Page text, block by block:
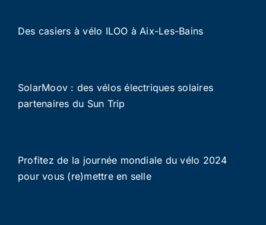
Des casiers à vélo ILOO à Aix-Les-Bains
SolarMoov : des vélos électriques solaires
partenaires du Sun Trip
Profitez de la journée mondiale du vélo 2024
pour vous (re)mettre en selle